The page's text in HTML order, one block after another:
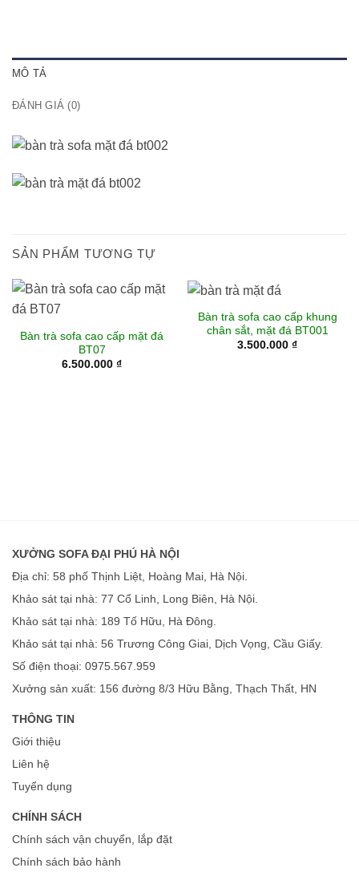
MÔ TẢ
ĐÁNH GIÁ (0)
SẢN PHẨM TƯƠNG TỰ
Bàn trà sofa cao cấp mặt đá
BT07
6.500.000 ₫
Bàn trà sofa cao cấp khung
chân sắt, mặt đá BT001
3.500.000 ₫
XƯỞNG SOFA ĐẠI PHÚ HÀ NỘI
Địa chỉ: 58 phố Thịnh Liệt, Hoàng Mai, Hà Nội.
Khảo sát tại nhà: 77 Cổ Linh, Long Biên, Hà Nội.
Khảo sát tại nhà: 189 Tố Hữu, Hà Đông.
Khảo sát tại nhà: 56 Trương Công Giai, Dịch Vọng, Cầu Giấy.
Số điện thoại: 0975.567.959
Xưởng sản xuất: 156 đường 8/3 Hữu Bằng, Thạch Thất, HN
THÔNG TIN
Giới thiệu
Liên hệ
Tuyển dụng
CHÍNH SÁCH
Chính sách vận chuyển, lắp đặt
Chính sách bảo hành